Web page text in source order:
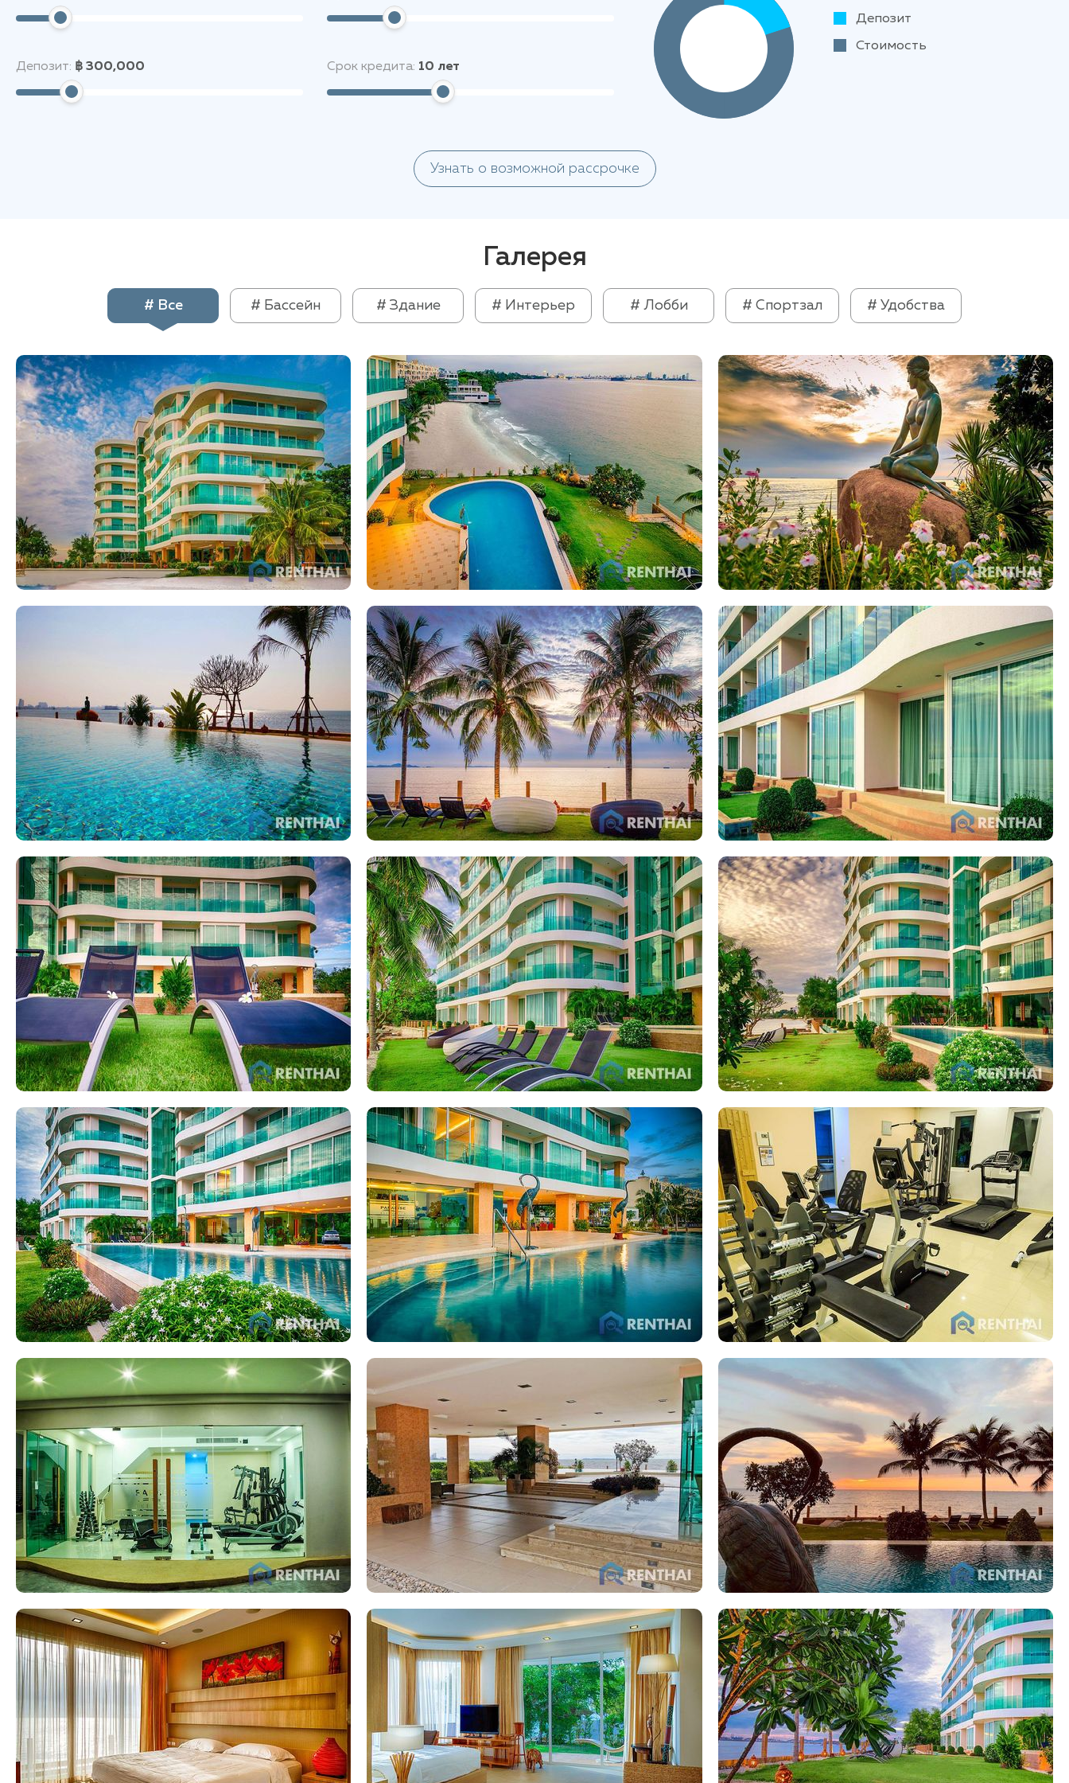
Депозит: ฿ 300,000 Срок кредита: 10 лет
Депозит
Стоимость
Узнать о возможной рассрочке
Галерея
# Все # Бассейн # Здание # Интерьер # Лобби # Спортзал # Удобства